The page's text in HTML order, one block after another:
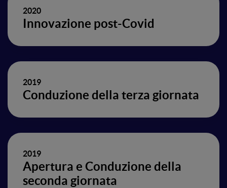
2020
Innovazione post-Covid
2019
Conduzione della terza giornata
2019
Apertura e Conduzione della
seconda giornata